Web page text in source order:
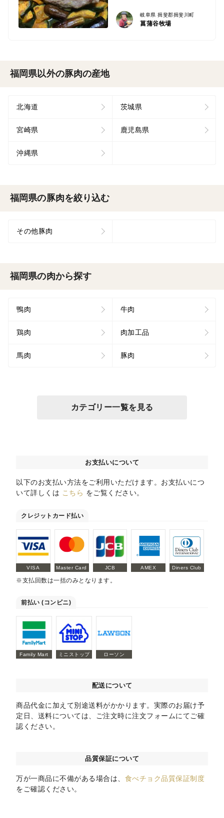
岐阜県 揖斐郡揖斐川町
菖蒲谷牧場
福岡県以外の豚肉の産地
北海道 茨城県
宮崎県 鹿児島県
沖縄県
福岡県の豚肉を絞り込む
その他豚肉
福岡県の肉から探す
鴨肉 牛肉
鶏肉 肉加工品
馬肉 豚肉
カテゴリー一覧を見る
お支払いについて
以下のお支払い方法をご利用いただけます。お支払いにつ
いて詳しくは こちら をご覧ください。
クレジットカード払い
VISA Master Card JCB AMEX Diners Club
※支払回数は一括のみとなります。
前払い (コンビニ)
Family Mart ミニストップ ローソン
配送について
商品代金に加えて別途送料がかかります。実際のお届け予
定日、送料については、ご注文時に注文フォームにてご確
認ください。
品質保証について
万が一商品に不備がある場合は、 食べチョク品質保証制度
をご確認ください。